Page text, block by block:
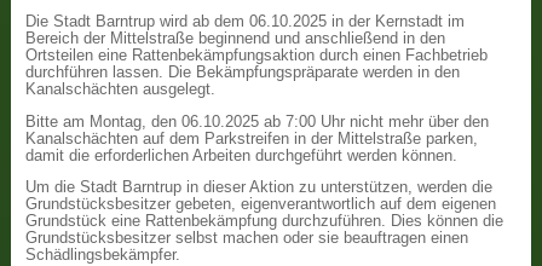
Die Stadt Barntrup wird ab dem 06.10.2025 in der Kernstadt im
Bereich der Mittelstraße beginnend und anschließend in den
Ortsteilen eine Rattenbekämpfungsaktion durch einen Fachbetrieb
durchführen lassen. Die Bekämpfungspräparate werden in den
Kanalschächten ausgelegt.
Bitte am Montag, den 06.10.2025 ab 7:00 Uhr nicht mehr über den
Kanalschächten auf dem Parkstreifen in der Mittelstraße parken,
damit die erforderlichen Arbeiten durchgeführt werden können.
Um die Stadt Barntrup in dieser Aktion zu unterstützen, werden die
Grundstücksbesitzer gebeten, eigenverantwortlich auf dem eigenen
Grundstück eine Rattenbekämpfung durchzuführen. Dies können die
Grundstücksbesitzer selbst machen oder sie beauftragen einen
Schädlingsbekämpfer.